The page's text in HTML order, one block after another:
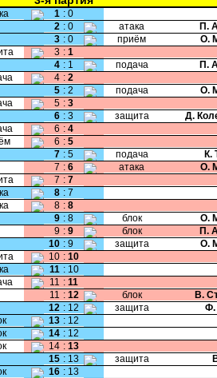
1 : 0
2 : 0 атака П.
3 : 0 приём О.
3 : 1
4 : 1 подача П.
4 : 2
5 : 2 подача О.
5 : 3
6 : 3 защита Д.
6 : 4
6 : 5
7 : 5 подача К.
7 : 6 атака О.
7 : 7
8 : 7
8 : 8
9 : 8 блок О.
9 : 9 блок П.
10 : 9 защита О.
10 : 10
11 : 10
11 : 11
11 : 12 блок В.
12 : 12 защита Ф.
13 : 12
14 : 12
14 : 13
15 : 13 защита
16 : 13